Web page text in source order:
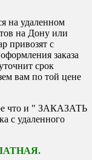
на удаленном
на Дону или
привозят с
заказа
срок
вам по той цене
что и " ЗАКАЗАТЬ
с удаленного